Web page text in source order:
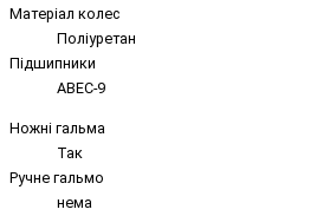
Матеріал колес
Поліуретан
Підшипники
ABEC-9
Ножні гальма
Так
Ручне гальмо
нема